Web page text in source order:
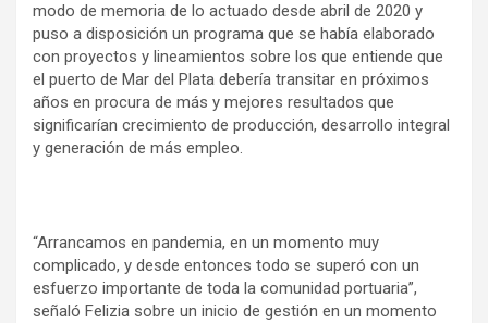
modo de memoria de lo actuado desde abril de 2020 y
puso a disposición un programa que se había elaborado
con proyectos y lineamientos sobre los que entiende que
el puerto de Mar del Plata debería transitar en próximos
años en procura de más y mejores resultados que
significarían crecimiento de producción, desarrollo integral
y generación de más empleo.
“Arrancamos en pandemia, en un momento muy
complicado, y desde entonces todo se superó con un
esfuerzo importante de toda la comunidad portuaria”,
señaló Felizia sobre un inicio de gestión en un momento